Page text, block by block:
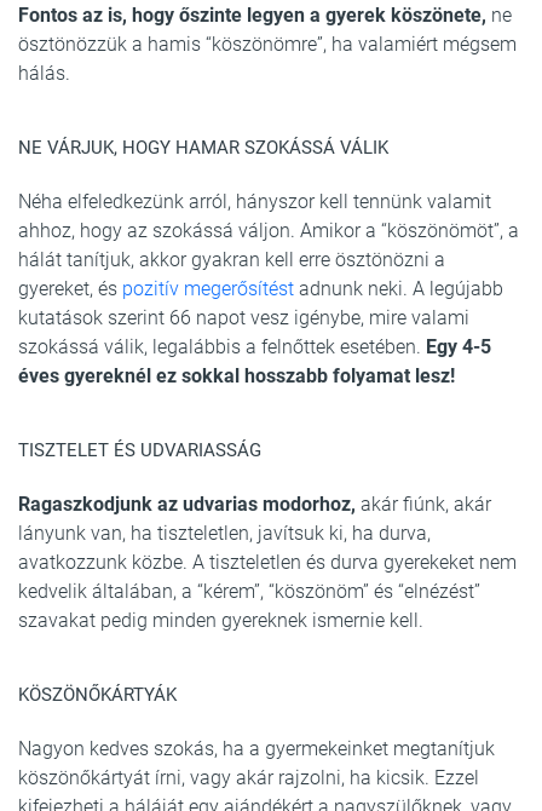
Fontos az is, hogy őszinte legyen a gyerek köszönete, ne
ösztönözzük a hamis “köszönömre”, ha valamiért mégsem
hálás.
NE VÁRJUK, HOGY HAMAR SZOKÁSSÁ VÁLIK
Néha elfeledkezünk arról, hányszor kell tennünk valamit
ahhoz, hogy az szokássá váljon. Amikor a “köszönömöt”, a
hálát tanítjuk, akkor gyakran kell erre ösztönözni a
gyereket, és pozitív megerősítést adnunk neki. A legújabb
kutatások szerint 66 napot vesz igénybe, mire valami
szokássá válik, legalábbis a felnőttek esetében. Egy 4-5
éves gyereknél ez sokkal hosszabb folyamat lesz!
TISZTELET ÉS UDVARIASSÁG
Ragaszkodjunk az udvarias modorhoz, akár fiúnk, akár
lányunk van, ha tiszteletlen, javítsuk ki, ha durva,
avatkozzunk közbe. A tiszteletlen és durva gyerekeket nem
kedvelik általában, a “kérem”, “köszönöm” és “elnézést”
szavakat pedig minden gyereknek ismernie kell.
KÖSZÖNŐKÁRTYÁK
Nagyon kedves szokás, ha a gyermekeinket megtanítjuk
köszönőkártyát írni, vagy akár rajzolni, ha kicsik. Ezzel